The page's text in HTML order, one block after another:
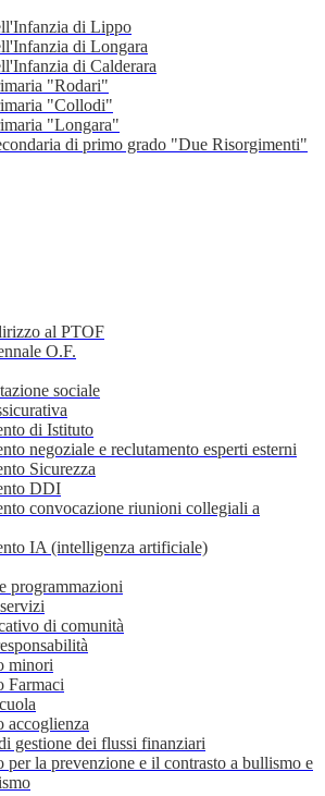
di Lippo
di Longara
di Calderara
"Rodari"
"Collodi"
"Longara"
di primo grado "Due Risorgimenti"
al PTOF
O.F.
sociale
di Istituto
negoziale e reclutamento esperti esterni
Sicurezza
DDI
convocazione riunioni collegiali a
IA (intelligenza artificiale)
programmazioni
di comunità
minori
Farmaci
accoglienza
gestione dei flussi finanziari
per la prevenzione e il contrasto a bullismo e